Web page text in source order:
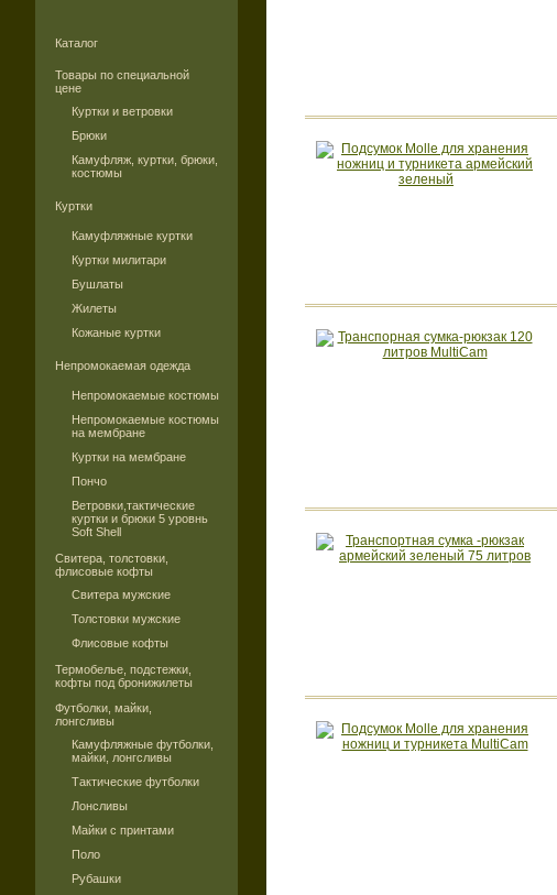
Каталог
Товары по специальной
цене
Куртки и ветровки
Брюки
Камуфляж, куртки, брюки,
костюмы
Куртки
Камуфляжные куртки
Куртки милитари
Бушлаты
Жилеты
Кожаные куртки
Непромокаемая одежда
Непромокаемые костюмы
Непромокаемые костюмы
на мембране
Куртки на мембране
Пончо
Ветровки,тактические
куртки и брюки 5 уровнь
Soft Shell
Свитера, толстовки,
флисовые кофты
Свитера мужские
Толстовки мужские
Флисовые кофты
Термобелье, подстежки,
кофты под бронижилеты
Футболки, майки,
лонгсливы
Камуфляжные футболки,
майки, лонгсливы
Тактические футболки
Лонсливы
Майки с принтами
Поло
Рубашки